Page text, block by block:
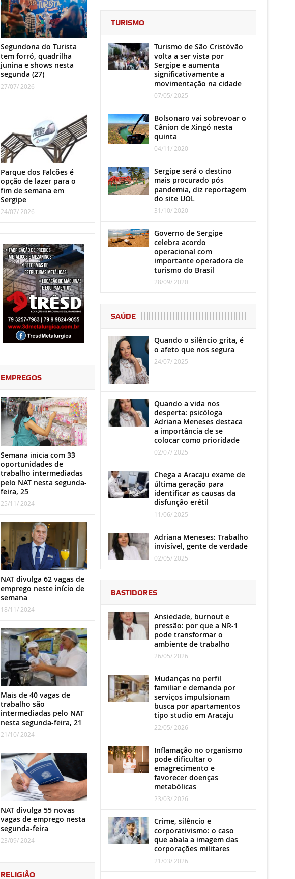
Segundona do Turista
tem forró, quadrilha
junina e shows nesta
segunda (27)
27/07/ 2026
Parque dos Falcões é
opção de lazer para o
fim de semana em
Sergipe
24/07/ 2026
EMPREGOS
Semana inicia com 33
oportunidades de
trabalho intermediadas
pelo NAT nesta segunda-
feira, 25
25/11/ 2024
NAT divulga 62 vagas de
emprego neste início de
semana
18/11/ 2024
Mais de 40 vagas de
trabalho são
intermediadas pelo NAT
nesta segunda-feira, 21
21/10/ 2024
NAT divulga 55 novas
vagas de emprego nesta
segunda-feira
23/09/ 2024
RELIGIÃO
TURISMO
Turismo de São Cristóvão
volta a ser vista por
Sergipe e aumenta
significativamente a
movimentação na cidade
07/05/ 2025
Bolsonaro vai sobrevoar o
Cânion de Xingó nesta
quinta
04/11/ 2020
Sergipe será o destino
mais procurado pós
pandemia, diz reportagem
do site UOL
31/10/ 2020
Governo de Sergipe
celebra acordo
operacional com
importante operadora de
turismo do Brasil
28/09/ 2020
SAÚDE
Quando o silêncio grita, é
o afeto que nos segura
24/07/ 2025
Quando a vida nos
desperta: psicóloga
Adriana Meneses destaca
a importância de se
colocar como prioridade
02/07/ 2025
Chega a Aracaju exame de
última geração para
identificar as causas da
disfunção erétil
11/06/ 2025
Adriana Meneses: Trabalho
invisível, gente de verdade
02/05/ 2025
BASTIDORES
Ansiedade, burnout e
pressão: por que a NR-1
pode transformar o
ambiente de trabalho
26/05/ 2026
Mudanças no perfil
familiar e demanda por
serviços impulsionam
busca por apartamentos
tipo studio em Aracaju
22/05/ 2026
Inflamação no organismo
pode dificultar o
emagrecimento e
favorecer doenças
metabólicas
23/03/ 2026
Crime, silêncio e
corporativismo: o caso
que abala a imagem das
corporações militares
21/03/ 2026